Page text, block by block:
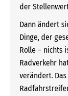
der
Dann ändert
Dinge, der
Rolle – nichts
Radverkehr
verändert.